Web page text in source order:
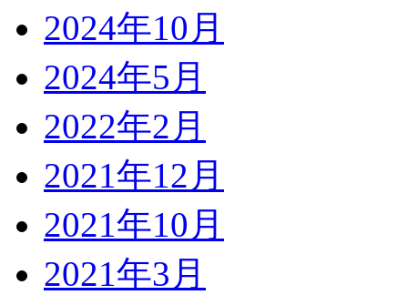
2024年10月
2024年5月
2022年2月
2021年12月
2021年10月
2021年3月